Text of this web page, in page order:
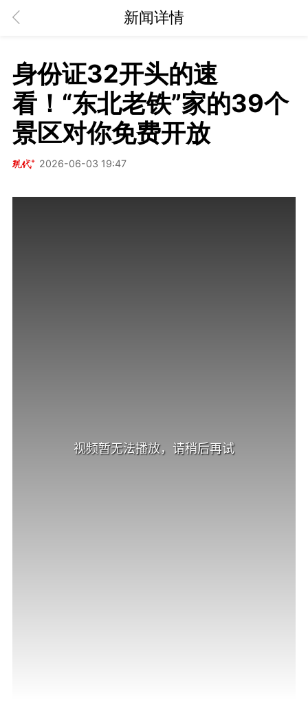
新闻详情
身份证32开头的速
看！“东北老铁”家的39个
景区对你免费开放
2026-06-03 19:47